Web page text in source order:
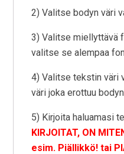
2) Valitse bodyn väri
3) Valitse miellyttävä
valitse se alempaa
4) Valitse tekstin väri
väri joka erottuu
5) Kirjoita haluamasi
KIRJOITAT, ON
esim. Piällikkö! tai